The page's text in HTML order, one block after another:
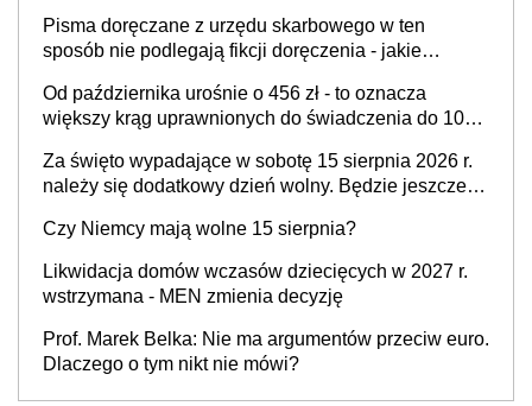
Pisma doręczane z urzędu skarbowego w ten
sposób nie podlegają fikcji doręczenia - jakie
Od października urośnie o 456 zł - to oznacza
większy krąg uprawnionych do świadczenia do 1000
Za święto wypadające w sobotę 15 sierpnia 2026 r.
należy się dodatkowy dzień wolny. Będzie jeszcze
Czy Niemcy mają wolne 15 sierpnia?
Likwidacja domów wczasów dziecięcych w 2027 r.
wstrzymana - MEN zmienia decyzję
Prof. Marek Belka: Nie ma argumentów przeciw euro.
Dlaczego o tym nikt nie mówi?